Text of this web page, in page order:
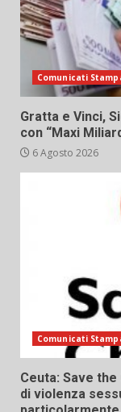
Comunicati
Gratta e Vinci,
con “Maxi
6 Agosto 2026
Comunicati
Ceuta: Save
di violenza